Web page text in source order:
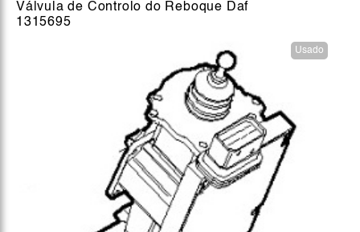
Válvula de Controlo do Reboque Daf
1315695
Usado